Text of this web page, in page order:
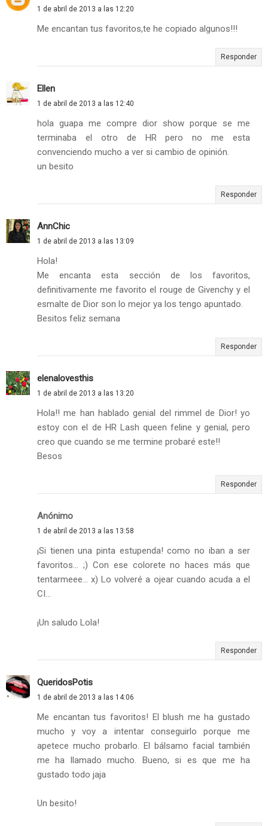
1 de abril de 2013 a las 12:20
Me encantan tus favoritos,te he copiado algunos!!!
Responder
Ellen
1 de abril de 2013 a las 12:40
hola guapa me compre dior show porque se me
terminaba el otro de HR pero no me esta
convenciendo mucho a ver si cambio de opinión.
un besito
Responder
AnnChic
1 de abril de 2013 a las 13:09
Hola!
Me encanta esta sección de los favoritos,
definitivamente me favorito el rouge de Givenchy y el
esmalte de Dior son lo mejor ya los tengo apuntado.
Besitos feliz semana
Responder
elenalovesthis
1 de abril de 2013 a las 13:20
Hola!! me han hablado genial del rimmel de Dior! yo
estoy con el de HR Lash queen feline y genial, pero
creo que cuando se me termine probaré este!!
Besos
Responder
Anónimo
1 de abril de 2013 a las 13:58
¡Si tienen una pinta estupenda! como no iban a ser
favoritos... ;) Con ese colorete no haces más que
tentarmeee... x) Lo volveré a ojear cuando acuda a el
CI...
¡Un saludo Lola!
Responder
QueridosPotis
1 de abril de 2013 a las 14:06
Me encantan tus favoritos! El blush me ha gustado
mucho y voy a intentar conseguirlo porque me
apetece mucho probarlo. El bálsamo facial también
me ha llamado mucho. Bueno, si es que me ha
gustado todo jaja
Un besito!